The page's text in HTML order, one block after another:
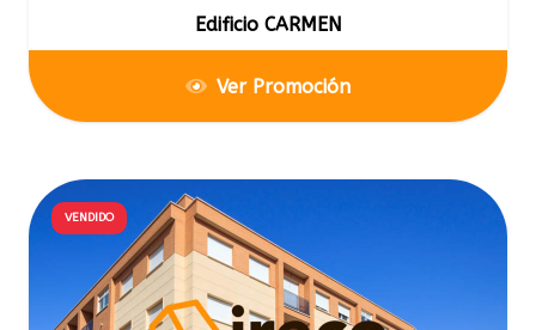
Edificio CARMEN
Ver Promoción
VENDIDO